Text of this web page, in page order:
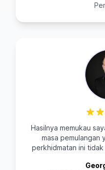
Hasilnya memukau
masa pemulangan
perkhidmatan ini